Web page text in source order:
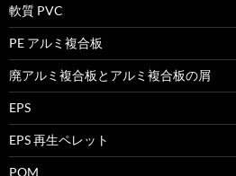
軟質 PVC
PE アルミ複合板
廃アルミ複合板とアルミ複合板の屑
EPS
EPS 再生ペレット
POM